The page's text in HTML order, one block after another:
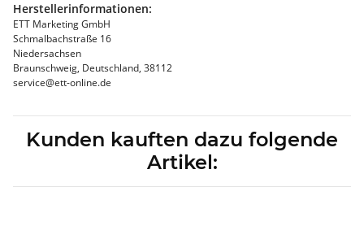
Herstellerinformationen:
ETT Marketing GmbH
Schmalbachstraße 16
Niedersachsen
Braunschweig, Deutschland, 38112
service@ett-online.de
Kunden kauften dazu folgende
Artikel: